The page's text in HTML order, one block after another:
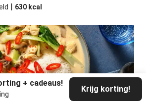
| 630 kcal
+ cadeaus!
Krijg korting!